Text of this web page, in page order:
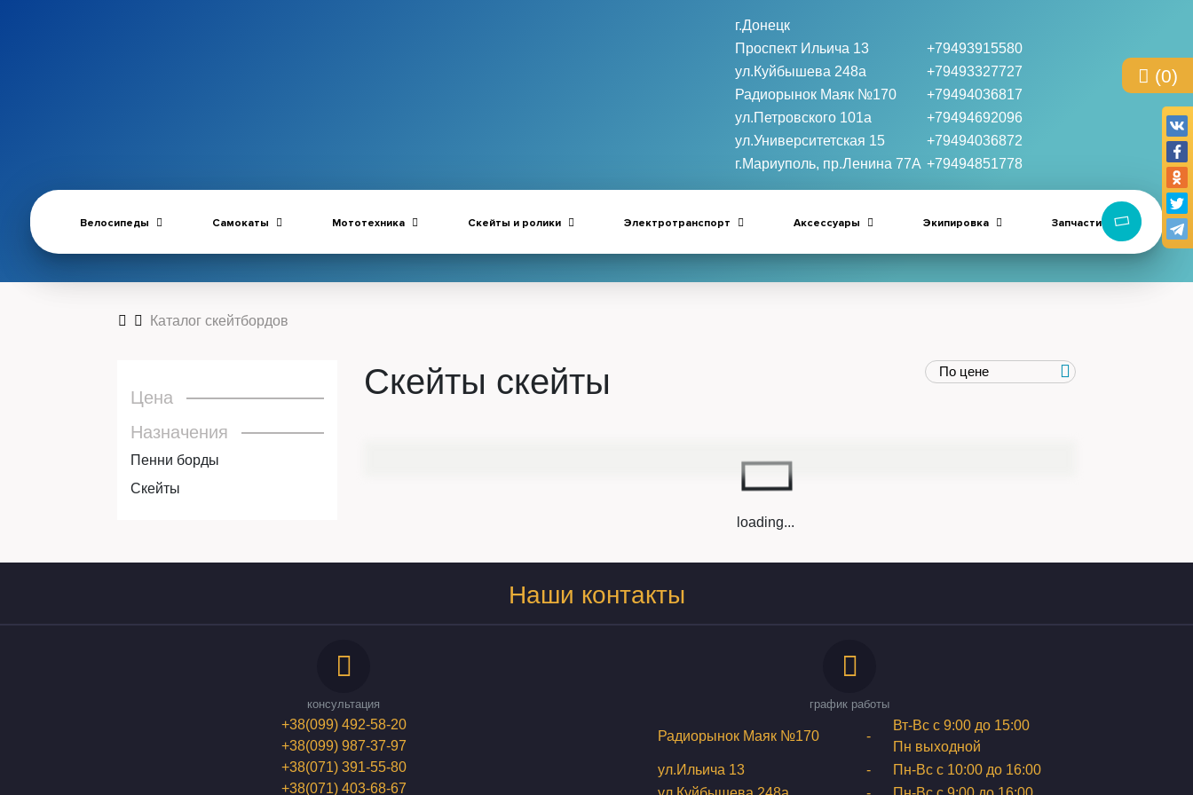
г.Донецк
Проспект Ильича 13
+79493915580
ул.Куйбышева 248а
+79493327727
Радиорынок Маяк №170
+79494036817
ул.Петровского 101a
+79494692096
ул.Университетская 15
+79494036872
г.Мариуполь, пр.Ленина 77А +79494851778
Велосипеды Самокаты Мототехника Скейты и ролики Электротранспорт Аксессуары Экипировка Запчасти
(0)
Каталог скейтбордов
Цена
Назначения
Пенни борды
Скейты
Скейты скейты
loading...
Наши контакты
консультация
+38(099) 492-58-20
+38(099) 987-37-97
+38(071) 391-55-80
+38(071) 403-68-67
график работы
Радиорынок Маяк №170 -
Вт-Вс с 9:00 до 15:00
Пн выходной
ул.Ильича 13
-
Пн-Вс с 10:00 до 16:00